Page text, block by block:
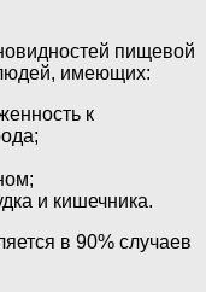
пищевой
имеющих:
к
и кишечника.
в 90% случаев